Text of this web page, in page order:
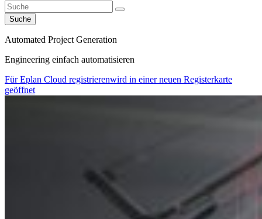
Suche
Automated Project Generation
Engineering einfach automatisieren
Für Eplan Cloud registrierenwird in einer neuen Registerkarte
geöffnet